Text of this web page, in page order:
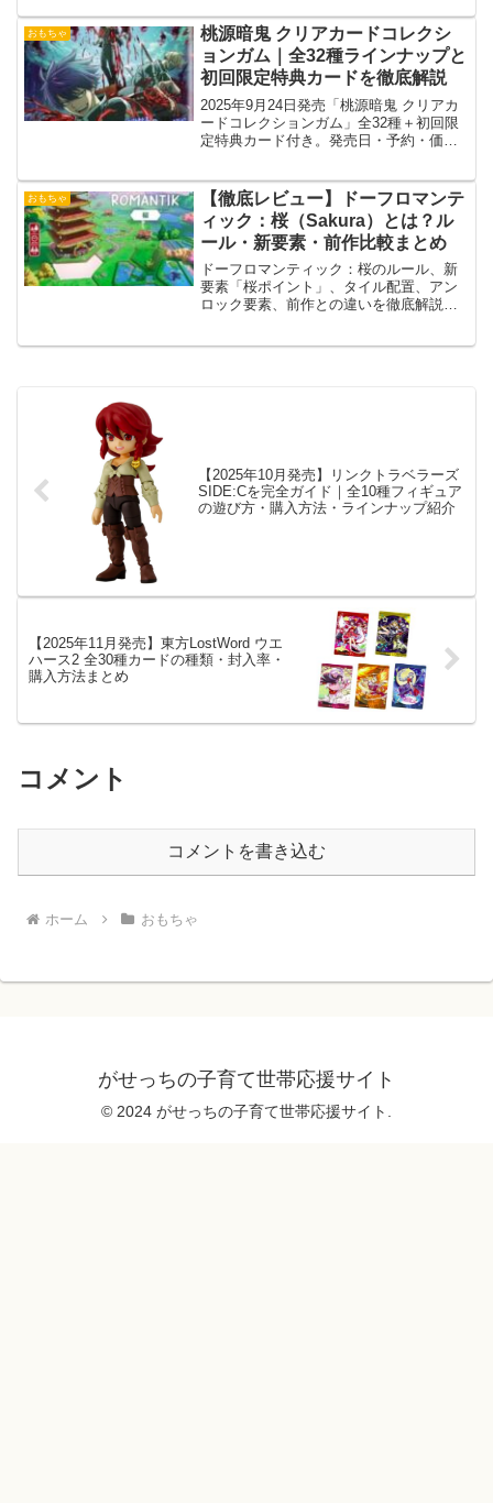
おもちゃ
桃源暗鬼 クリアカードコレクシ
ョンガム｜全32種ラインナップと
初回限定特典カードを徹底解説
2025年9月24日発売「桃源暗鬼 クリアカ
ードコレクションガム」全32種＋初回限
定特典カード付き。発売日・予約・価
おもちゃ
【徹底レビュー】ドーフロマンテ
ィック：桜（Sakura）とは？ル
ール・新要素・前作比較まとめ
ドーフロマンティック：桜のルール、新
要素「桜ポイント」、タイル配置、アン
ロック要素、前作との違いを徹底解説。
【2025年10月発売】リンクトラベラーズ
SIDE:Cを完全ガイド｜全10種フィギュア
の遊び方・購入方法・ラインナップ紹介
【2025年11月発売】東方LostWord ウエ
ハース2 全30種カードの種類・封入率・
購入方法まとめ
コメント
コメントを書き込む
ホーム おもちゃ
がせっちの子育て世帯応援サイト
© 2024 がせっちの子育て世帯応援サイト.